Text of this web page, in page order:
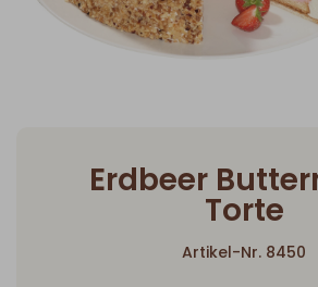
Erdbeer
Torte
Artikel-Nr. 8450